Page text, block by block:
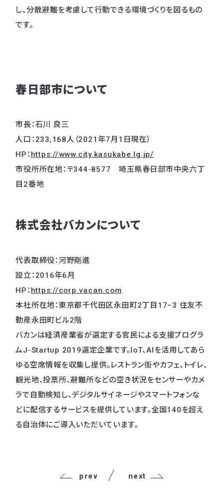
し、分散避難を考慮して行動できる環境づくりを図るもの
です。
春日部市について
市長：石川 良三
人口：233,168人（2021年7月1日現在）
HP： https://www.city.kasukabe.lg.jp/
市役所所在地：〒344-8577 埼玉県春日部市中央六丁
目2番地
株式会社バカンについて
代表取締役：河野剛進
設立：2016年6月
HP： https://corp.vacan.com
本社所在地：東京都千代田区永田町2丁目17−3 住友不
動産永田町ビル2階
バカンは経済産業省が選定する官民による支援プログラ
ムJ-Startup 2019選定企業です。IoT、AIを活用してあら
ゆる空席情報を収集し提供。レストラン街やカフェ、トイレ、
観光地、投票所、避難所などの空き状況をセンサーやカメ
ラで自動検知し、デジタルサイネージやスマートフォンな
どに配信するサービスを提供しています。全国140を超え
る自治体にご導入いただいています。
prev next